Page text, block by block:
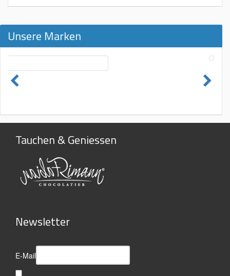
Unsere Marken
Tauchen & Geniessen
Newsletter
E-Mail